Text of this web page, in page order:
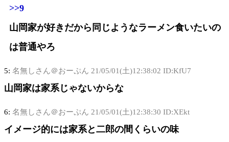
>>9
山岡家が好きだから同じようなラーメン食いたいの
は普通やろ
5: 名無しさん＠おーぷん 21/05/01(土)12:38:02 ID:KfU7
山岡家は家系じゃないからな
6: 名無しさん＠おーぷん 21/05/01(土)12:38:30 ID:XEkt
イメージ的には家系と二郎の間くらいの味